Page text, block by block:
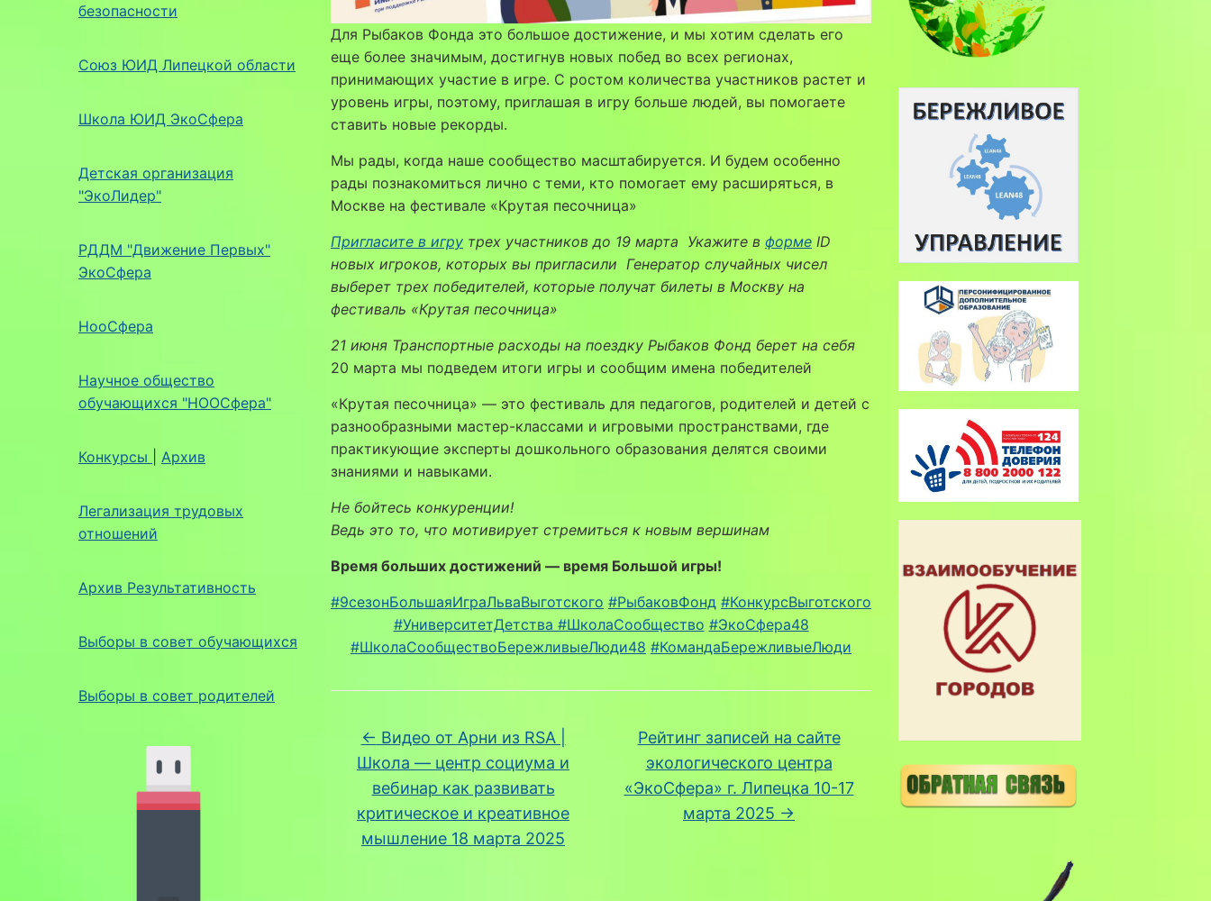
безопасности
Союз ЮИД Липецкой области
Школа ЮИД ЭкоСфера
Детская организация
"ЭкоЛидер"
РДДМ "Движение Первых"
ЭкоСфера
НооСфера
Научное общество
обучающихся "НООСфера"
Конкурсы Архив
Легализация трудовых
отношений
Архив Результативность
Выборы в совет обучающихся
Выборы в совет родителей
Для Рыбаков Фонда это большое достижение, и мы хотим сделать его
еще более значимым, достигнув новых побед во всех регионах,
принимающих участие в игре. С ростом количества участников растет и
уровень игры, поэтому, приглашая в игру больше людей, вы помогаете
ставить новые рекорды.
Мы рады, когда наше сообщество масштабируется. И будем особенно
рады познакомиться лично с теми, кто помогает ему расширяться, в
Москве на фестивале «Крутая песочница»
Пригласите в игру трех участников до 19 марта Укажите в форме ID
новых игроков, которых вы пригласили Генератор случайных чисел
выберет трех победителей, которые получат билеты в Москву на
фестиваль «Крутая песочница»
21 июня Транспортные расходы на поездку Рыбаков Фонд берет на себя
20 марта мы подведем итоги игры и сообщим имена победителей
«Крутая песочница» — это фестиваль для педагогов, родителей и детей с
разнообразными мастер-классами и игровыми пространствами, где
практикующие эксперты дошкольного образования делятся своими
знаниями и навыками.
Не бойтесь конкуренции!
Ведь это то, что мотивирует стремиться к новым вершинам
Время больших достижений — время Большой игры!
#9сезонБольшаяИграЛьваВыготского #РыбаковФонд #КонкурсВыготского
#УниверситетДетства #ШколаСообщество #ЭкоСфера48
#ШколаСообществоБережливыеЛюди48 #КомандаБережливыеЛюди
← Видео от Арни из RSA |
Школа — центр социума и
вебинар как развивать
критическое и креативное
мышление 18 марта 2025
Рейтинг записей на сайте
экологического центра
«ЭкоСфера» г. Липецка 10-17
марта 2025 →